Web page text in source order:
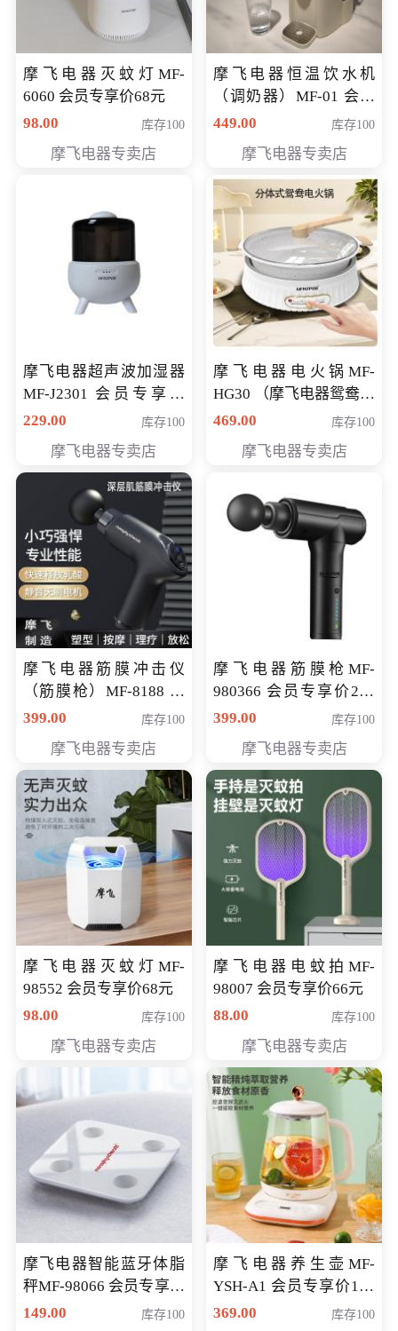
摩飞电器灭蚊灯MF-
6060 会员专享价68元
98.00
库存100
摩飞电器专卖店
摩飞电器恒温饮水机
（调奶器）MF-01 会员
专享价366元
449.00 库存100
摩飞电器专卖店
摩飞电器超声波加湿器
MF-J2301 会员专享价
168元
229.00 库存100
摩飞电器专卖店
摩飞电器电火锅MF-
HG30 （摩飞电器鸳鸯锅
MF-HG30 ） 会员专享价
469.00 库存100
摩飞电器专卖店
摩飞电器筋膜冲击仪
（筋膜枪）MF-8188 会
员专享价268元
399.00 库存100
摩飞电器专卖店
摩飞电器筋膜枪MF-
980366 会员专享价299
元
399.00 库存100
摩飞电器专卖店
摩飞电器灭蚊灯MF-
98552 会员专享价68元
98.00
库存100
摩飞电器专卖店
摩飞电器电蚊拍MF-
98007 会员专享价66元
88.00
库存100
摩飞电器专卖店
摩飞电器智能蓝牙体脂
秤MF-98066 会员专享价
98元
149.00 库存100
摩飞电器养生壶MF-
YSH-A1 会员专享价198
元
369.00 库存100